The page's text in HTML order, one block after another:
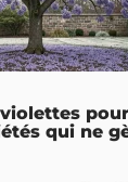
qui ne